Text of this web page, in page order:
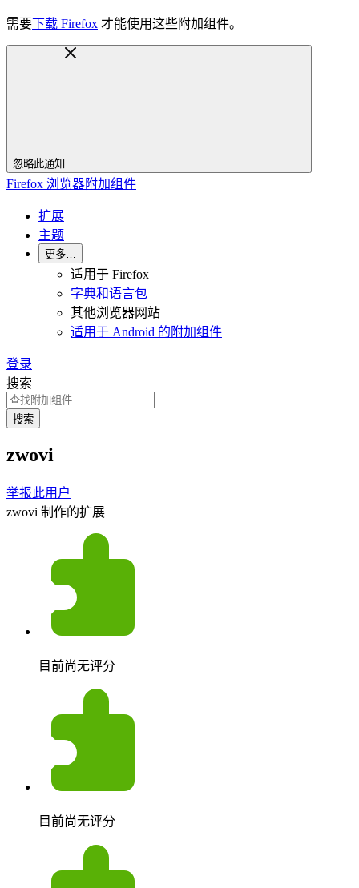
需要下载 Firefox 才能使用这些附加组件。
忽略此通知
Firefox 浏览器附加组件
扩展
主题
更多…
适用于 Firefox
字典和语言包
其他浏览器网站
适用于 Android 的附加组件
登录
搜索
搜索
zwovi
举报此用户
zwovi 制作的扩展
目前尚无评分
目前尚无评分